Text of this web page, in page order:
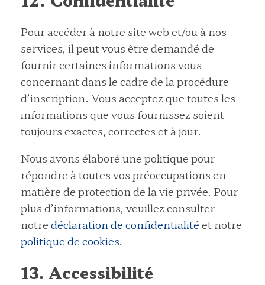
Pour accéder à notre site web et/ou à nos
services, il peut vous être demandé de
fournir certaines informations vous
concernant dans le cadre de la procédure
d’inscription. Vous acceptez que toutes les
informations que vous fournissez soient
toujours exactes, correctes et à jour.
Nous avons élaboré une politique pour
répondre à toutes vos préoccupations en
matière de protection de la vie privée. Pour
plus d’informations, veuillez consulter
notredéclaration de confidentialitéet notre
politique de cookies.
13. Accessibilité